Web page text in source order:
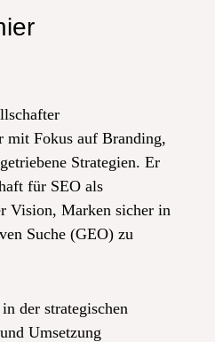
mit Fokus auf Branding,
Strategien. Er
für SEO als
Vision, Marken sicher in
Suche (GEO) zu
der strategischen
Umsetzung